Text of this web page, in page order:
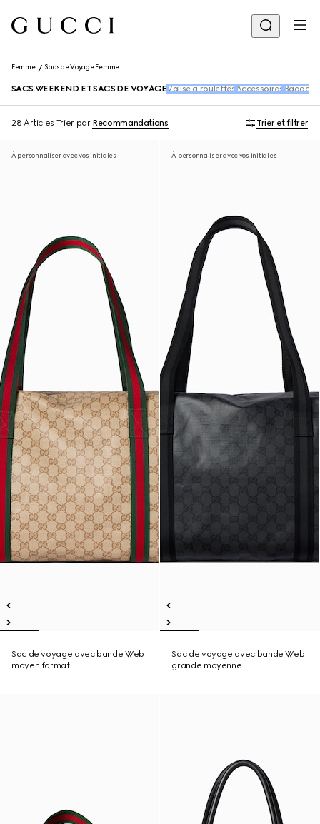
Femme Sacs de Voyage Femme
SACS WEEKEND ET SACS DE VOYAGE Valise à roulettes Accessoires
28 Articles Trier par Recommandations Trier et filtrer
À personnaliser avec vos initiales
Sac de voyage avec bande Web
moyen format
À personnaliser avec vos initiales
Sac de voyage avec bande Web
grande moyenne